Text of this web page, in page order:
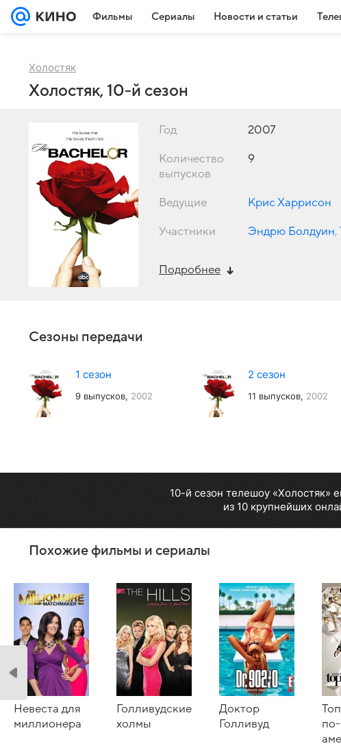
Фильмы Сериалы Новости и статьи
Холостяк
Холостяк, 10-й сезон
Год 2007
Количество
выпусков
9
Ведущие Крис Харрисон
Участники Эндрю Болдуин,
Подробнее
Сезоны передачи
1 сезон
9 выпусков, 2002
2 сезон
11 выпусков, 2002
10-й сезон телешоу «Холостяк»
из 10 крупнейших
Похожие фильмы и сериалы
Невеста для
миллионера
Голливудские
холмы
Доктор
Голливуд
по-